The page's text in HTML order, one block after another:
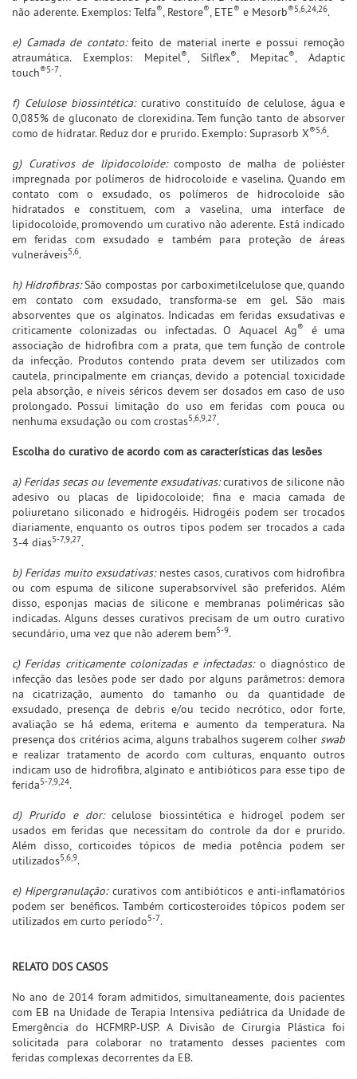
não aderente. Exemplos: Telfa®, Restore®, ETE® e Mesorb®5,6,24,26.
e) Camada de contato:feito de material inerte e possui remoção
atraumática. Exemplos: Mepitel®, Silflex®, Mepitac®, Adaptic
touch®5-7.
f) Celulose biossintética:curativo constituído de celulose, água e
0,085% de gluconato de clorexidina. Tem função tanto de absorver
como de hidratar. Reduz dor e prurido. Exemplo: Suprasorb X®5,6.
g) Curativos de lipidocoloide:composto de malha de poliéster
impregnada por polímeros de hidrocoloide e vaselina. Quando em
contato com o exsudado, os polímeros de hidrocoloide são
hidratados e constituem, com a vaselina, uma interface de
lipidocoloide, promovendo um curativo não aderente. Está indicado
em feridas com exsudado e também para proteção de áreas
vulneráveis5,6.
h) Hidrofibras:São compostas por carboximetilcelulose que, quando
em contato com exsudado, transforma-se em gel. São mais
absorventes que os alginatos. Indicadas em feridas exsudativas e
criticamente colonizadas ou infectadas. O Aquacel Ag®
é uma
associação de hidrofibra com a prata, que tem função de controle
da infecção. Produtos contendo prata devem ser utilizados com
cautela, principalmente em crianças, devido a potencial toxicidade
pela absorção, e níveis séricos devem ser dosados em caso de uso
prolongado. Possui limitação do uso em feridas com pouca ou
nenhuma exsudação ou com crostas5,6,9,27.
Escolha do curativo de acordo com as características das lesões
a) Feridas secas ou levemente exsudativas:curativos de silicone não
adesivo ou placas de lipidocoloide; fina e macia camada de
poliuretano siliconado e hidrogéis. Hidrogéis podem ser trocados
diariamente, enquanto os outros tipos podem ser trocados a cada
3-4 dias5-7,9,27.
b) Feridas muito exsudativas:nestes casos, curativos com hidrofibra
ou com espuma de silicone superabsorvível são preferidos. Além
disso, esponjas macias de silicone e membranas poliméricas são
indicadas. Alguns desses curativos precisam de um outro curativo
secundário, uma vez que não aderem bem5-9.
c) Feridas criticamente colonizadas e infectadas:o diagnóstico de
infecção das lesões pode ser dado por alguns parâmetros: demora
na cicatrização, aumento do tamanho ou da quantidade de
exsudado, presença de debris e/ou tecido necrótico, odor forte,
avaliação se há edema, eritema e aumento da temperatura. Na
presença dos critérios acima, alguns trabalhos sugerem colher swab
e realizar tratamento de acordo com culturas, enquanto outros
indicam uso de hidrofibra, alginato e antibióticos para esse tipo de
ferida5-7,9,24.
d) Prurido e dor:celulose biossintética e hidrogel podem ser
usados em feridas que necessitam do controle da dor e prurido.
Além disso, corticoides tópicos de media potência podem ser
utilizados5,6,9.
e) Hipergranulação:curativos com antibióticos e anti-inflamatórios
podem ser benéficos. Também corticosteroides tópicos podem ser
utilizados em curto período5-7.
RELATO DOS CASOS
No ano de 2014 foram admitidos, simultaneamente, dois pacientes
com EB na Unidade de Terapia Intensiva pediátrica da Unidade de
Emergência do HCFMRP-USP. A Divisão de Cirurgia Plástica foi
solicitada para colaborar no tratamento desses pacientes com
feridas complexas decorrentes da EB.